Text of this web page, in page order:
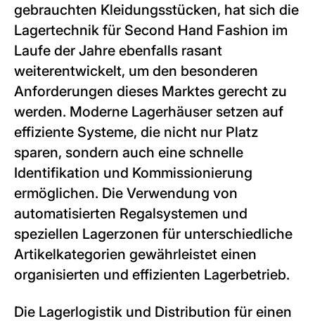
gebrauchten Kleidungsstücken, hat sich die
Lagertechnik für Second Hand Fashion im
Laufe der Jahre ebenfalls rasant
weiterentwickelt, um den besonderen
Anforderungen dieses Marktes gerecht zu
werden. Moderne Lagerhäuser setzen auf
effiziente Systeme, die nicht nur Platz
sparen, sondern auch eine schnelle
Identifikation und Kommissionierung
ermöglichen. Die Verwendung von
automatisierten Regalsystemen und
speziellen Lagerzonen für unterschiedliche
Artikelkategorien gewährleistet einen
organisierten und effizienten Lagerbetrieb.
Die Lagerlogistik und Distribution für einen